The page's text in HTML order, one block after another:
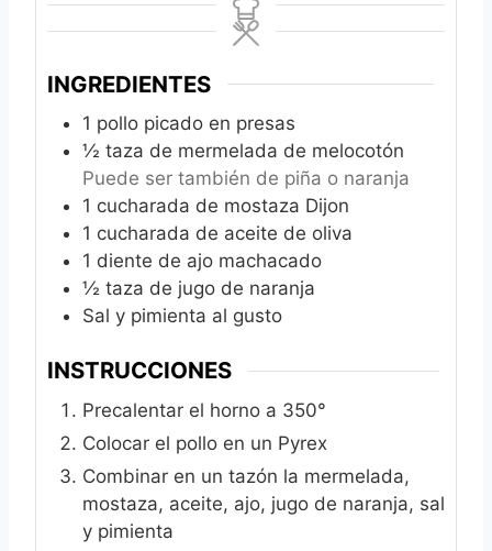
INGREDIENTES
1 pollo picado en presas
½ taza de mermelada de melocotón
Puede ser también de piña o naranja
1 cucharada de mostaza Dijon
1 cucharada de aceite de oliva
1 diente de ajo machacado
½ taza de jugo de naranja
Sal y pimienta al gusto
INSTRUCCIONES
Precalentar el horno a 350°
Colocar el pollo en un Pyrex
Combinar en un tazón la mermelada,
mostaza, aceite, ajo, jugo de naranja, sal
y pimienta